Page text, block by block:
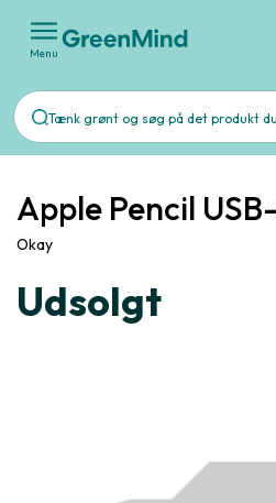
Menu
Apple Pencil
Okay
Udsolgt